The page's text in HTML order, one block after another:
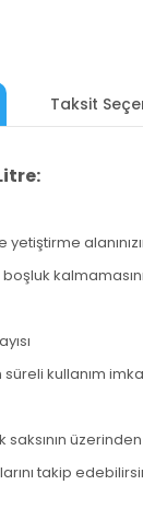
Taksit
yetiştirme
kullanım
takip